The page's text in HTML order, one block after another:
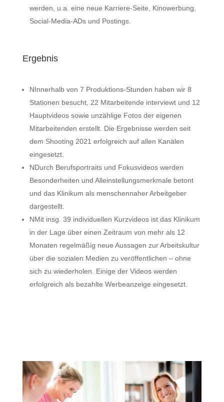
werden, u.a. eine neue Karriere-Seite, Kinowerbung,
Social-Media-ADs und Postings.
Ergebnis
NInnerhalb von 7 Produktions-Stunden haben wir 8
Stationen besucht, 22 Mitarbeitende interviewt und 12
Hauptvideos sowie unzählige Fotos der eigenen
Mitarbeitenden erstellt. Die Ergebnisse werden seit
dem Shooting 2021 erfolgreich auf allen Kanälen
eingesetzt.
NDurch Berufsportraits und Fokusvideos werden
Besonderheiten und Alleinstellungsmerkmale betont
und das Klinikum als menschennaher Arbeitgeber
dargestellt.
NMit insg. 39 individuellen Kurzvideos ist das Klinikum
in der Lage über einen Zeitraum von mehr als 12
Monaten regelmäßig neue Aussagen zur Arbeitskultur
über die sozialen Medien zu veröffentlichen – ohne
sich zu wiederholen. Einige der Videos werden
erfolgreich als bezahlte Werbeanzeige eingesetzt.